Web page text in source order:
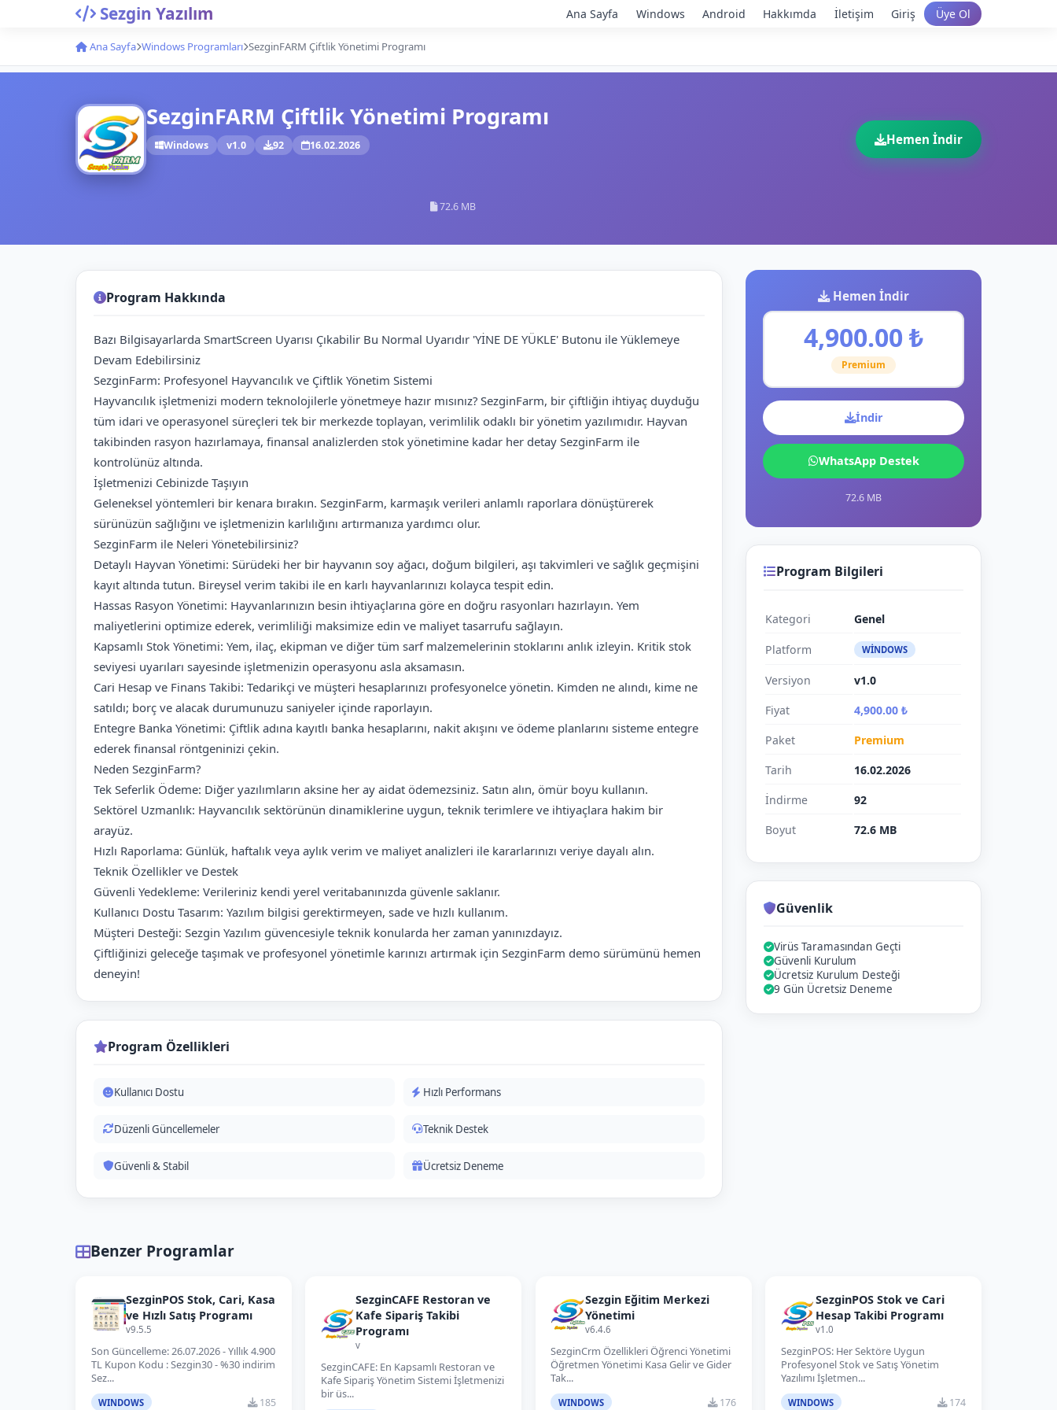
Sezgin Yazılım Ana Sayfa Windows Android Hakkımda İletişim Giriş Üye Ol
Ana Sayfa Windows Programları SezginFARM Çiftlik Yönetimi Programı
SezginFARM Çiftlik Yönetimi Programı
Windows v1.0 92 16.02.2026 Hemen İndir
72.6 MB
Program Hakkında
Bazı Bilgisayarlarda SmartScreen Uyarısı Çıkabilir Bu Normal Uyarıdır 'YİNE DE YÜKLE' Butonu ile Yüklemeye
Devam Edebilirsiniz
SezginFarm: Profesyonel Hayvancılık ve Çiftlik Yönetim Sistemi
Hayvancılık işletmenizi modern teknolojilerle yönetmeye hazır mısınız? SezginFarm, bir çiftliğin ihtiyaç duyduğu
tüm idari ve operasyonel süreçleri tek bir merkezde toplayan, verimlilik odaklı bir yönetim yazılımıdır. Hayvan
takibinden rasyon hazırlamaya, finansal analizlerden stok yönetimine kadar her detay SezginFarm ile
kontrolünüz altında.
İşletmenizi Cebinizde Taşıyın
Geleneksel yöntemleri bir kenara bırakın. SezginFarm, karmaşık verileri anlamlı raporlara dönüştürerek
sürünüzün sağlığını ve işletmenizin karlılığını artırmanıza yardımcı olur.
SezginFarm ile Neleri Yönetebilirsiniz?
Detaylı Hayvan Yönetimi: Sürüdeki her bir hayvanın soy ağacı, doğum bilgileri, aşı takvimleri ve sağlık geçmişini
kayıt altında tutun. Bireysel verim takibi ile en karlı hayvanlarınızı kolayca tespit edin.
Hassas Rasyon Yönetimi: Hayvanlarınızın besin ihtiyaçlarına göre en doğru rasyonları hazırlayın. Yem
maliyetlerini optimize ederek, verimliliği maksimize edin ve maliyet tasarrufu sağlayın.
Kapsamlı Stok Yönetimi: Yem, ilaç, ekipman ve diğer tüm sarf malzemelerinin stoklarını anlık izleyin. Kritik stok
seviyesi uyarıları sayesinde işletmenizin operasyonu asla aksamasın.
Cari Hesap ve Finans Takibi: Tedarikçi ve müşteri hesaplarınızı profesyonelce yönetin. Kimden ne alındı, kime ne
satıldı; borç ve alacak durumunuzu saniyeler içinde raporlayın.
Entegre Banka Yönetimi: Çiftlik adına kayıtlı banka hesaplarını, nakit akışını ve ödeme planlarını sisteme entegre
ederek finansal röntgeninizi çekin.
Neden SezginFarm?
Tek Seferlik Ödeme: Diğer yazılımların aksine her ay aidat ödemezsiniz. Satın alın, ömür boyu kullanın.
Sektörel Uzmanlık: Hayvancılık sektörünün dinamiklerine uygun, teknik terimlere ve ihtiyaçlara hakim bir
arayüz.
Hızlı Raporlama: Günlük, haftalık veya aylık verim ve maliyet analizleri ile kararlarınızı veriye dayalı alın.
Teknik Özellikler ve Destek
Güvenli Yedekleme: Verileriniz kendi yerel veritabanınızda güvenle saklanır.
Kullanıcı Dostu Tasarım: Yazılım bilgisi gerektirmeyen, sade ve hızlı kullanım.
Müşteri Desteği: Sezgin Yazılım güvencesiyle teknik konularda her zaman yanınızdayız.
Çiftliğinizi geleceğe taşımak ve profesyonel yönetimle karınızı artırmak için SezginFarm demo sürümünü hemen
deneyin!
Program Özellikleri
Kullanıcı Dostu Hızlı Performans
Düzenli Güncellemeler Teknik Destek
Güvenli & Stabil Ücretsiz Deneme
Hemen İndir
4,900.00 ₺
Premium
İndir
WhatsApp Destek
72.6 MB
Program Bilgileri
Kategori Genel
Platform WINDOWS
Versiyon
v1.0
Fiyat
4,900.00 ₺
Paket
Premium
Tarih
16.02.2026
İndirme
92
Boyut
72.6 MB
Güvenlik
Virüs Taramasından Geçti
Güvenli Kurulum
Ücretsiz Kurulum Desteği
9 Gün Ücretsiz Deneme
Benzer Programlar
SezginPOS Stok, Cari, Kasa
ve Hızlı Satış Programı
v9.5.5
Son Güncelleme: 26.07.2026 - Yıllık 4.900
TL Kupon Kodu : Sezgin30 - %30 indirim
Sez...
WINDOWS 185
SezginCAFE Restoran ve
Kafe Sipariş Takibi
Programı
v
SezginCAFE: En Kapsamlı Restoran ve
Kafe Sipariş Yönetim Sistemi İşletmenizi
bir üs...
Sezgin Eğitim Merkezi
Yönetimi
v6.4.6
SezginCrm Özellikleri Öğrenci Yönetimi
Öğretmen Yönetimi Kasa Gelir ve Gider
Tak...
WINDOWS 176
SezginPOS Stok ve Cari
Hesap Takibi Programı
v1.0
SezginPOS: Her Sektöre Uygun
Profesyonel Stok ve Satış Yönetim
Yazılımı İşletmen...
WINDOWS 174